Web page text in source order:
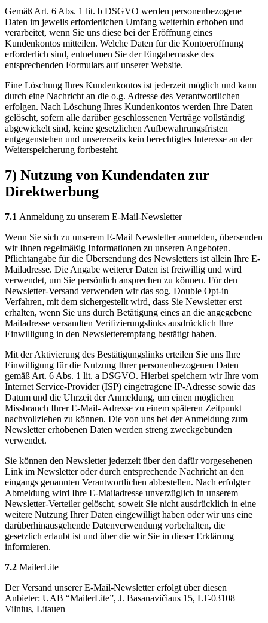
Gemäß Art. 6 Abs. 1 lit. b DSGVO werden personenbezogene
Daten im jeweils erforderlichen Umfang weiterhin erhoben und
verarbeitet, wenn Sie uns diese bei der Eröffnung eines
Kundenkontos mitteilen. Welche Daten für die Kontoeröffnung
erforderlich sind, entnehmen Sie der Eingabemaske des
entsprechenden Formulars auf unserer Website.
Eine Löschung Ihres Kundenkontos ist jederzeit möglich und kann
durch eine Nachricht an die o.g. Adresse des Verantwortlichen
erfolgen. Nach Löschung Ihres Kundenkontos werden Ihre Daten
gelöscht, sofern alle darüber geschlossenen Verträge vollständig
abgewickelt sind, keine gesetzlichen Aufbewahrungsfristen
entgegenstehen und unsererseits kein berechtigtes Interesse an der
Weiterspeicherung fortbesteht.
7) Nutzung von Kundendaten zur
Direktwerbung
7.1 Anmeldung zu unserem E-Mail-Newsletter
Wenn Sie sich zu unserem E-Mail Newsletter anmelden, übersenden
wir Ihnen regelmäßig Informationen zu unseren Angeboten.
Pflichtangabe für die Übersendung des Newsletters ist allein Ihre E-
Mailadresse. Die Angabe weiterer Daten ist freiwillig und wird
verwendet, um Sie persönlich ansprechen zu können. Für den
Newsletter-Versand verwenden wir das sog. Double Opt-in
Verfahren, mit dem sichergestellt wird, dass Sie Newsletter erst
erhalten, wenn Sie uns durch Betätigung eines an die angegebene
Mailadresse versandten Verifizierungslinks ausdrücklich Ihre
Einwilligung in den Newsletterempfang bestätigt haben.
Mit der Aktivierung des Bestätigungslinks erteilen Sie uns Ihre
Einwilligung für die Nutzung Ihrer personenbezogenen Daten
gemäß Art. 6 Abs. 1 lit. a DSGVO. Hierbei speichern wir Ihre vom
Internet Service-Provider (ISP) eingetragene IP-Adresse sowie das
Datum und die Uhrzeit der Anmeldung, um einen möglichen
Missbrauch Ihrer E-Mail- Adresse zu einem späteren Zeitpunkt
nachvollziehen zu können. Die von uns bei der Anmeldung zum
Newsletter erhobenen Daten werden streng zweckgebunden
verwendet.
Sie können den Newsletter jederzeit über den dafür vorgesehenen
Link im Newsletter oder durch entsprechende Nachricht an den
eingangs genannten Verantwortlichen abbestellen. Nach erfolgter
Abmeldung wird Ihre E-Mailadresse unverzüglich in unserem
Newsletter-Verteiler gelöscht, soweit Sie nicht ausdrücklich in eine
weitere Nutzung Ihrer Daten eingewilligt haben oder wir uns eine
darüberhinausgehende Datenverwendung vorbehalten, die
gesetzlich erlaubt ist und über die wir Sie in dieser Erklärung
informieren.
7.2 MailerLite
Der Versand unserer E-Mail-Newsletter erfolgt über diesen
Anbieter: UAB “MailerLite”, J. Basanavičiaus 15, LT-03108
Vilnius, Litauen